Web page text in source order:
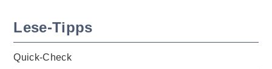
Lese-Tipps
Quick-Check